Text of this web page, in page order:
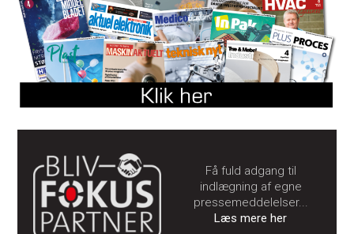
Få fuld adgang til
indlægning af egne
pressemeddelelser...
Læs mere her